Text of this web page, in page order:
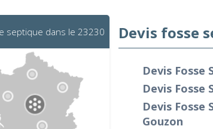
septique dans le 23230 Devis fosse
Devis Fosse
Devis
Devis Fosse
Gouzon